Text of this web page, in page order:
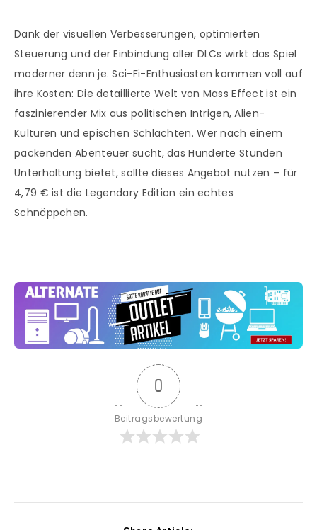
Dank der visuellen Verbesserungen, optimierten
Steuerung und der Einbindung aller DLCs wirkt das Spiel
moderner denn je. Sci-Fi-Enthusiasten kommen voll auf
ihre Kosten: Die detaillierte Welt von Mass Effect ist ein
faszinierender Mix aus politischen Intrigen, Alien-
Kulturen und epischen Schlachten. Wer nach einem
packenden Abenteuer sucht, das Hunderte Stunden
Unterhaltung bietet, sollte dieses Angebot nutzen – für
4,79 € ist die Legendary Edition ein echtes
Schnäppchen.
0
Beitragsbewertung